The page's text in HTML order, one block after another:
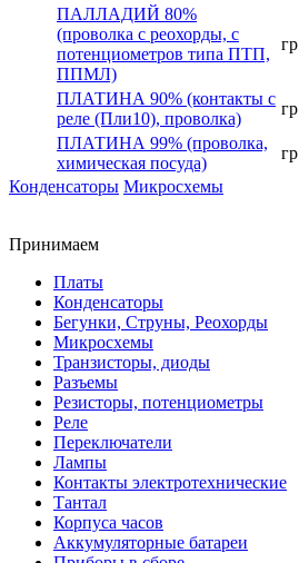
ПАЛЛАДИЙ 80%
(проволка с реохорды, с
потенциометров типа ПТП,
ППМЛ)
гр
ПЛАТИНА 90% (контакты с
реле (Пли10), проволка)
гр
ПЛАТИНА 99% (проволка,
химическая посуда)
гр
Конденсаторы Микросхемы
Принимаем
Платы
Конденсаторы
Бегунки, Струны, Реохорды
Микросхемы
Транзисторы, диоды
Разъемы
Резисторы, потенциометры
Реле
Переключатели
Лампы
Контакты электротехнические
Тантал
Корпуса часов
Аккумуляторные батареи